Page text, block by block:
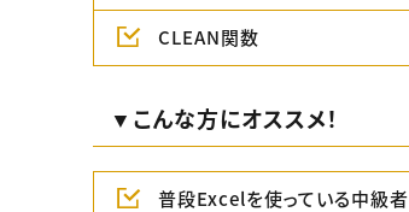
CLEAN関数
▼こんな方にオススメ！
普段Excelを使っている中級者